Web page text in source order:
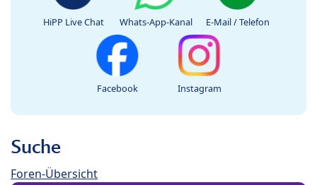
HiPP Live Chat Whats-App-Kanal E-Mail / Telefon
Facebook Instagram
Suche
Foren-Übersicht